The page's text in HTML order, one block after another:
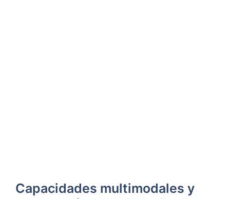
Capacidades multimodales y